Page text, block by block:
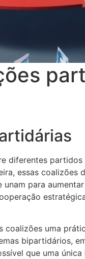
coalizações
diferentes
essas coalizões
para
uma
bipartidários,
que uma